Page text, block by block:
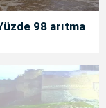
98 arıtma